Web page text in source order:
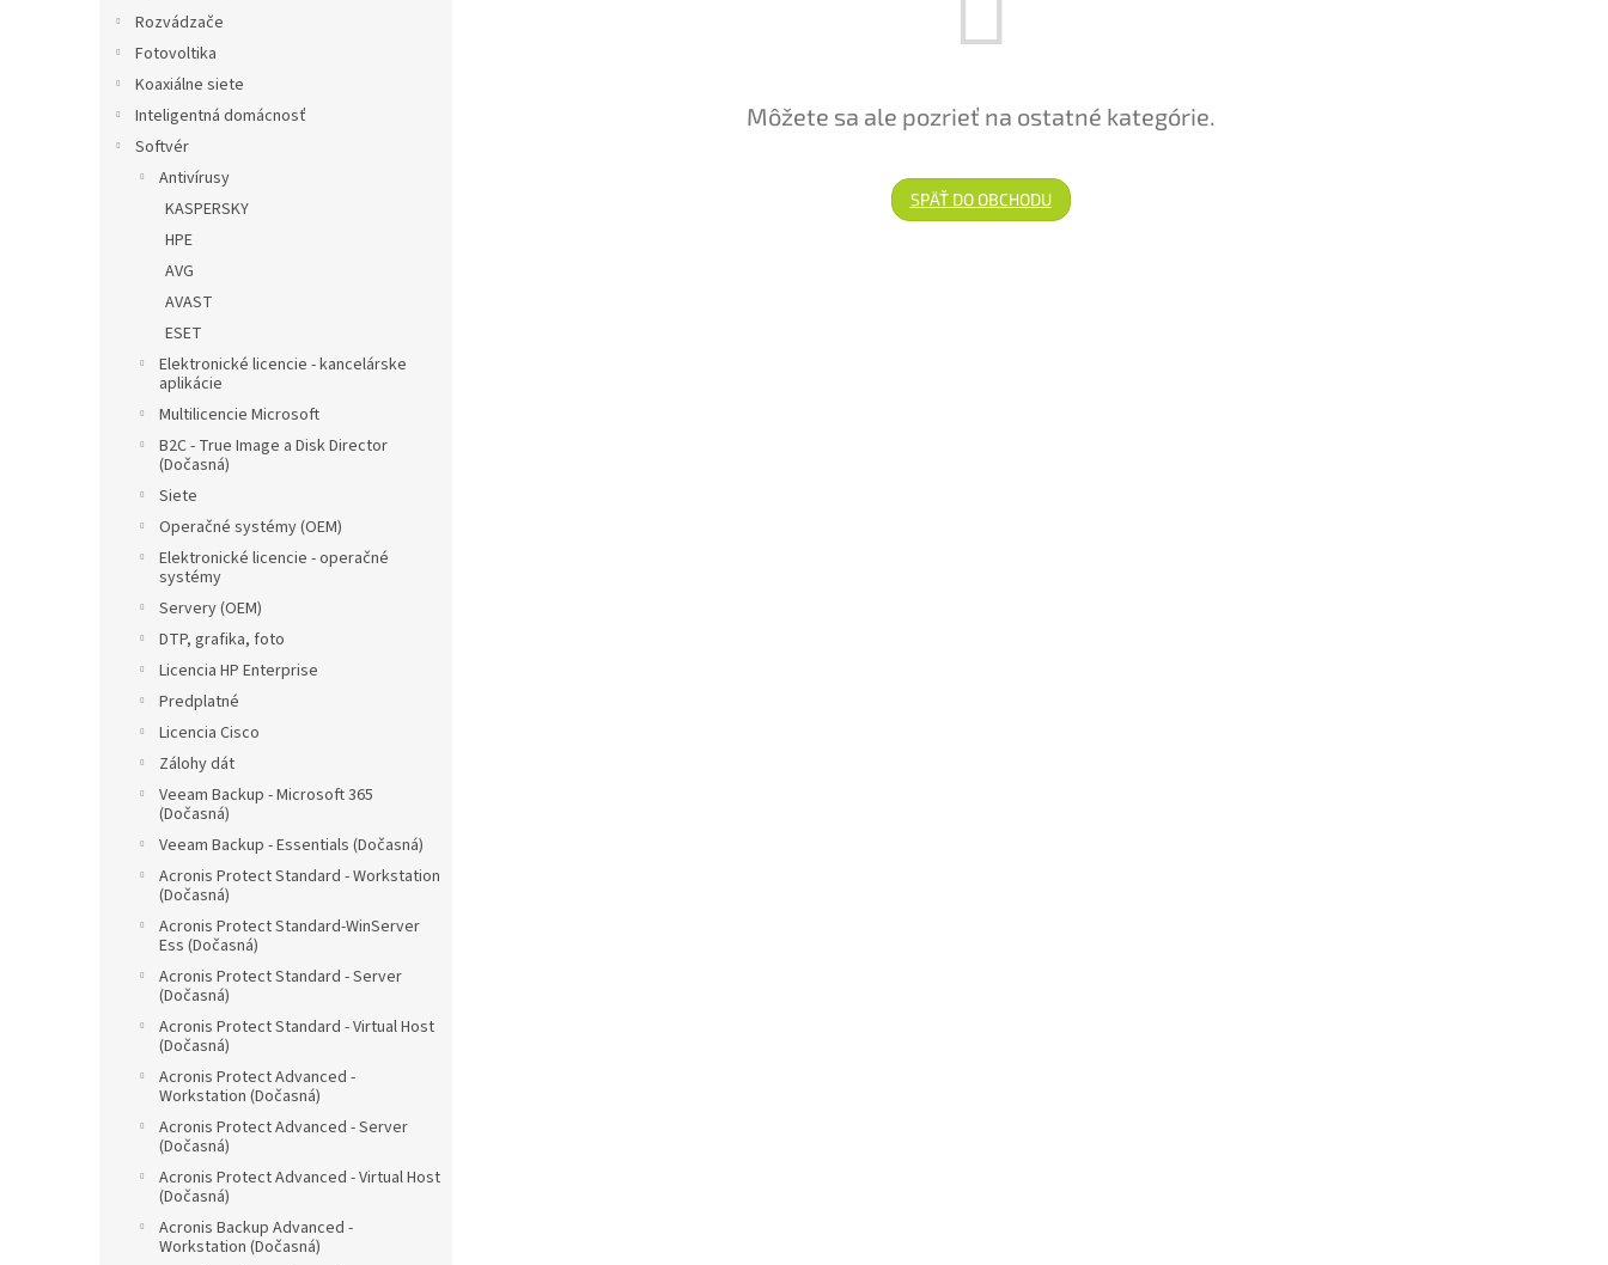
Rozvádzače
Fotovoltika
Koaxiálne siete
Inteligentná domácnosť
Softvér
Antivírusy
KASPERSKY
HPE
AVG
AVAST
ESET
Elektronické licencie - kancelárske
aplikácie
Multilicencie Microsoft
B2C - True Image a Disk Director
(Dočasná)
Siete
Operačné systémy (OEM)
Elektronické licencie - operačné
systémy
Servery (OEM)
DTP, grafika, foto
Licencia HP Enterprise
Predplatné
Licencia Cisco
Zálohy dát
Veeam Backup - Microsoft 365
(Dočasná)
Veeam Backup - Essentials (Dočasná)
Acronis Protect Standard - Workstation
(Dočasná)
Acronis Protect Standard-WinServer
Ess (Dočasná)
Acronis Protect Standard - Server
(Dočasná)
Acronis Protect Standard - Virtual Host
(Dočasná)
Acronis Protect Advanced -
Workstation (Dočasná)
Acronis Protect Advanced - Server
(Dočasná)
Acronis Protect Advanced - Virtual Host
(Dočasná)
Acronis Backup Advanced -
Workstation (Dočasná)
Môžete sa ale pozrieť na ostatné kategórie.
SPÄŤ DO OBCHODU